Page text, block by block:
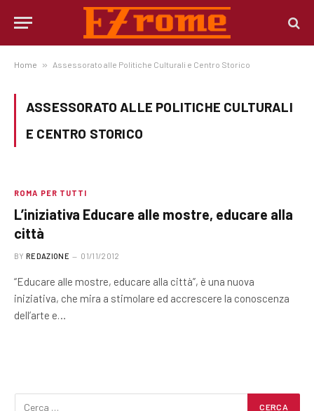
Home » Assessorato alle Politiche Culturali e Centro Storico
ASSESSORATO ALLE POLITICHE CULTURALI
E CENTRO STORICO
ROMA PER TUTTI
L’iniziativa Educare alle mostre, educare alla
città
BY REDAZIONE 01/11/2012
“Educare alle mostre, educare alla città”, è una nuova
iniziativa, che mira a stimolare ed accrescere la conoscenza
dell’arte e…